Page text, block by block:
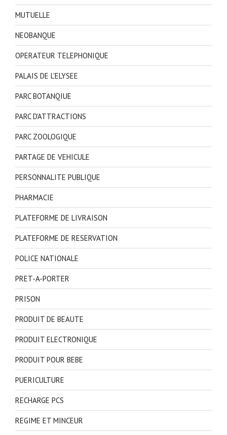
MUTUELLE
NEOBANQUE
OPERATEUR TELEPHONIQUE
PALAIS DE L'ELYSEE
PARC BOTANQIUE
PARC D'ATTRACTIONS
PARC ZOOLOGIQUE
PARTAGE DE VEHICULE
PERSONNALITE PUBLIQUE
PHARMACIE
PLATEFORME DE LIVRAISON
PLATEFORME DE RESERVATION
POLICE NATIONALE
PRET-A-PORTER
PRISON
PRODUIT DE BEAUTE
PRODUIT ELECTRONIQUE
PRODUIT POUR BEBE
PUERICULTURE
RECHARGE PCS
REGIME ET MINCEUR